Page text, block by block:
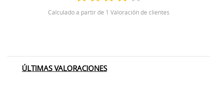
Calculado a partir de 1 Valoración de clientes
ÚLTIMAS VALORACIONES